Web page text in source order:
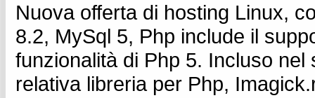
Nuova offerta di hosting Linux,
8.2, MySql 5, Php include il
funzionalità di Php 5. Incluso
relativa libreria per Php,